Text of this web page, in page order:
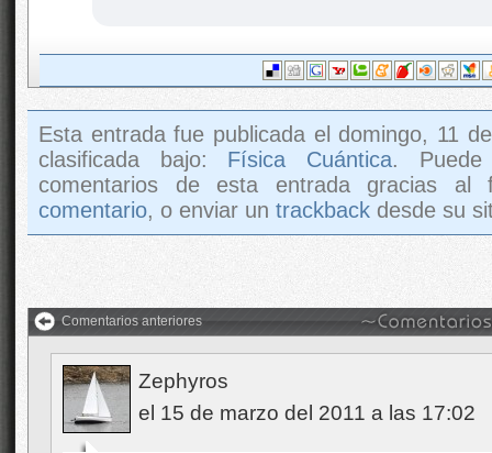
Esta entrada fue publicada el domingo, 11
clasificada bajo: Física Cuántica.
comentarios de esta entrada gracias
comentario, o enviar un trackback desde su
Comentarios anteriores
Zephyros
el 15 de marzo del 2011 a las 17:02